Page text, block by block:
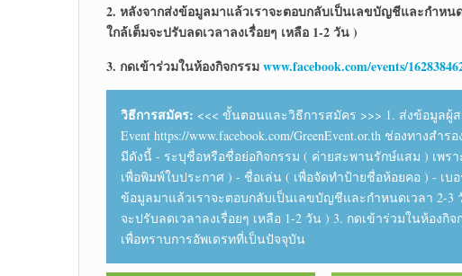
2. หลังจากส่งข้อมูลมาแล้วเราจะตอบกลับเป็นเลขบัญชีและกำห
ใกล้เต็มจะปรับลดเวลาลงเรื่อยๆ เหลือ 1-2 วัน )
3. กดเข้าร่วมในห้องกิจกรรมwww.facebook.com/events/
วิธีการสมัคร: <<< ขั้นตอนและวิธีการสมัคร >>> 1. ส่งข้อมูลผู้
Event https://www.facebook.com/GreenEvent.or.th ช่องทางส
มีดังนี้ - ระบุชื่อหรือชื่อย่อกิจกรรม ( ค่ายสะพานรักษ์แสม ) เพ
เพื่อพิมพ์ใบประกาศ ) - ชื่อเล่น ( เพื่อจัดทำป้ายชื่อห้อยคอ ) - เ
ข้อมูลมาแล้วเราจะตอบกลับเป็นเลขบัญชีและกำหนดเวลา 2-3
จะปรับลดเวลาลงเรื่อยๆ เหลือ 1-2 วัน ) 3. กดเข้าร่วมในห้องกิจก
เพื่อทราบการอัพเดรทที่เป็นปัจจุบัน